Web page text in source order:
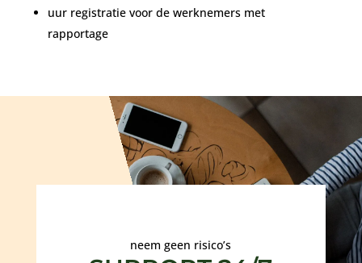
uur registratie voor de werknemers met
rapportage
neem geen risico’s